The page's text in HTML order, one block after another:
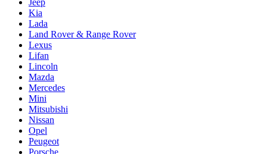
Kia
Lada
Land Rover & Range Rover
Lexus
Lifan
Lincoln
Mazda
Mercedes
Mini
Mitsubishi
Nissan
Opel
Peugeot
Porsche